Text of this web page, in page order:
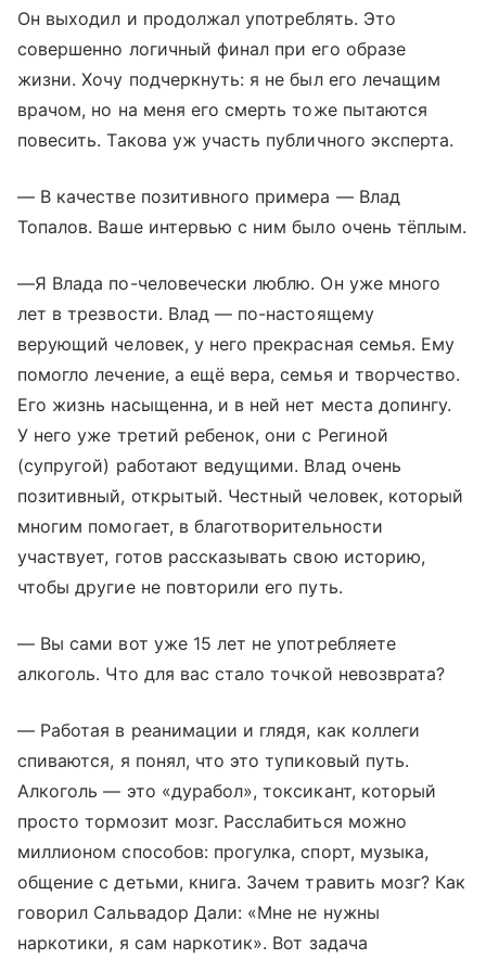
Он выходил и продолжал употреблять. Это
совершенно логичный финал при его образе
жизни. Хочу подчеркнуть: я не был его лечащим
врачом, но на меня его смерть тоже пытаются
повесить. Такова уж участь публичного эксперта.
​— В качестве позитивного примера — Влад
Топалов. Ваше интервью с ним было очень тёплым.
​—Я Влада по-человечески люблю. Он уже много
лет в трезвости. Влад — по-настоящему
верующий человек, у него прекрасная семья. Ему
помогло лечение, а ещё вера, семья и творчество.
Его жизнь насыщенна, и в ней нет места допингу.
У него уже третий ребенок, они с Региной
(супругой) работают ведущими. Влад очень
позитивный, открытый. Честный человек, который
многим помогает, в благотворительности
участвует, готов рассказывать свою историю,
чтобы другие не повторили его путь.
​— Вы сами вот уже 15 лет не употребляете
алкоголь. Что для вас стало точкой невозврата?
​— Работая в реанимации и глядя, как коллеги
спиваются, я понял, что это тупиковый путь.
Алкоголь — это «дурабол», токсикант, который
просто тормозит мозг. Расслабиться можно
миллионом способов: прогулка, спорт, музыка,
общение с детьми, книга. Зачем травить мозг? Как
говорил Сальвадор Дали: «Мне не нужны
наркотики, я сам наркотик». Вот задача